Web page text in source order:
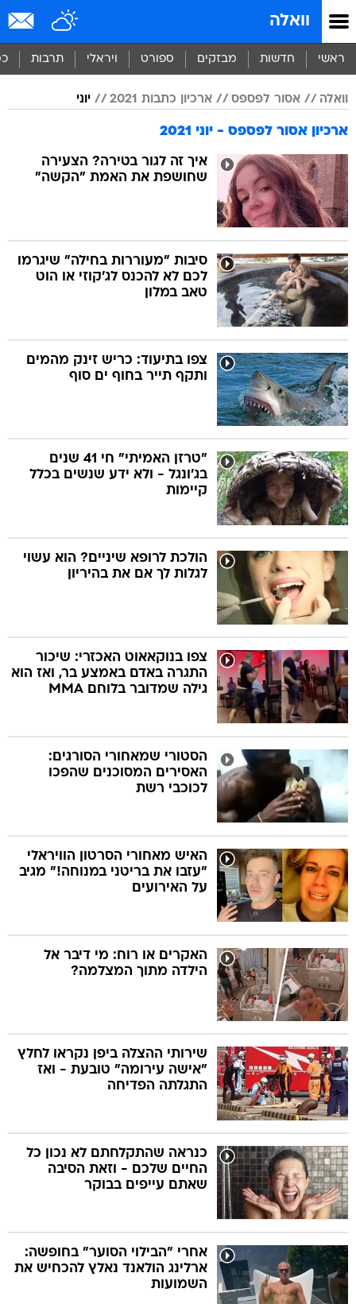
וואלה
ראשי חדשות מבזקים ספורט ויראלי תרבות
וואלה אסור לפספס ארכיון כתבות 2021 יוני
ארכיון אסור לפספס - יוני 2021
איך זה לגור בטירה? הצעירה
שחושפת את האמת "הקשה"
סיבות "מעוררות בחילה" שיגרמו
לכם לא להכנס לג'קוזי או הוט
טאב במלון
צפו בתיעוד: כריש זינק מהמים
ותקף תייר בחוף ים סוף
"טרזן האמיתי" חי 41 שנים
בג'ונגל - ולא ידע שנשים בכלל
קיימות
הולכת לרופא שיניים? הוא עשוי
לגלות לך אם את בהיריון
צפו בנוקאאוט האכזרי: שיכור
התגרה באדם באמצע בר, ואז הוא
גילה שמדובר בלוחם MMA
הסטורי שמאחורי הסורגים:
האסירים המסוכנים שהפכו
לכוכבי רשת
האיש מאחורי הסרטון הוויראלי
"עזבו את בריטני במנוחה!" מגיב
על האירועים
האקרים או רוח: מי דיבר אל
הילדה מתוך המצלמה?
שירותי ההצלה ביפן נקראו לחלץ
"אישה עירומה" טובעת - ואז
התגלתה הפדיחה
כנראה שהתקלחתם לא נכון כל
החיים שלכם - וזאת הסיבה
שאתם עייפים בבוקר
אחרי "הבילוי הסוער" בחופשה:
ארלינג הולאנד נאלץ להכחיש את
השמועות